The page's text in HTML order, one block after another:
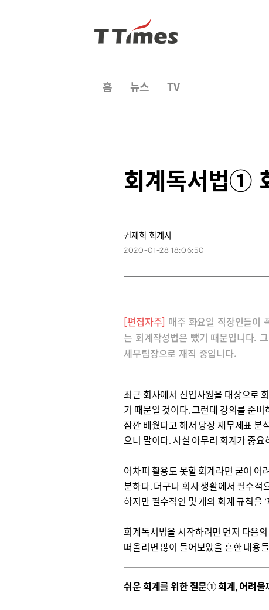
홈 뉴스 TV
회계독서법①
매주 화요일 직장인들이
는 회계작성법은 뺐기 때문입니다.
세무팀장으로 재직 중입니다.
최근 회사에서 신입사원을 대상으로
기 때문일 것이다. 그런데 강의를 준
잠깐 배웠다고 해서 당장 재무제표 분
으니 말이다. 사실 아무리 회계가 중
어차피 활용도 못할 회계라면 굳이 어
분하다. 더구나 회사 생활에서 필수적
하지만 필수적인 몇 개의 회계 규칙을
회계독서법을 시작하려면 먼저 다음
떠올리면 많이 들어보았을 흔한 내용
쉬운 회계를 위한 질문① 회계, 어려울
권재희 회계사
2020-01-28 18:06:50